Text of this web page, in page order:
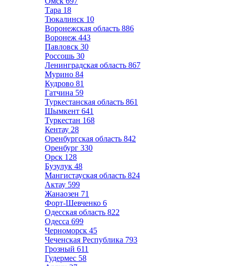
Тара 18
Тюкалинск 10
Воронежская область 886
Воронеж 443
Павловск 30
Россошь 30
Ленинградская область 867
Мурино 84
Кудрово 81
Гатчина 59
Туркестанская область 861
Шымкент 641
Туркестан 168
Кентау 28
Оренбургская область 842
Оренбург 330
Орск 128
Бузулук 48
Мангистауская область 824
Актау 599
Жанаозен 71
Форт-Шевченко 6
Одесская область 822
Одесса 699
Черноморск 45
Чеченская Республика 793
Грозный 611
Гудермес 58